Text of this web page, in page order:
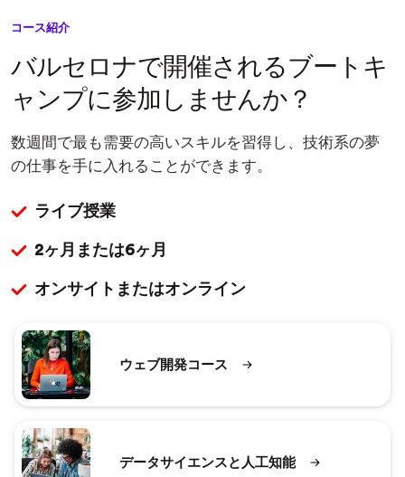
コース紹介
バルセロナで開催されるブートキ
ャンプに参加しませんか？
数週間で最も需要の高いスキルを習得し、技術系の夢
の仕事を手に入れることができます。
ライブ授業
2ヶ月または6ヶ月
オンサイトまたはオンライン
ウェブ開発コース
データサイエンスと人工知能